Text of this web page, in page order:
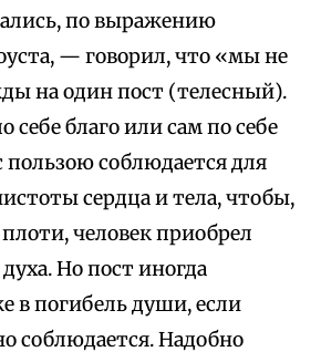
по выражению
— говорил, что «мы не
на один пост (телесный).
себе благо или сам по себе
соблюдается для
сердца и тела, чтобы,
человек приобрел
Но пост иногда
в погибель души, если
соблюдается. Надобно